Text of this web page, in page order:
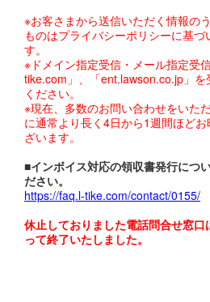
※お客さまから送信いただく情報の
ものはプライバシーポリシーに基づ
す。
※ドメイン指定受信・メール指定受
tike.com」、「ent.lawson.co.jp」
ください。
※現在、多数のお問い合わせをいた
に通常より長く4日から1週間ほど
ざいます。
■インボイス対応の領収書発行につ
ださい。
https://faq.l-tike.com/contact/0155/
休止しておりました電話問合せ窓
って終了いたしました。